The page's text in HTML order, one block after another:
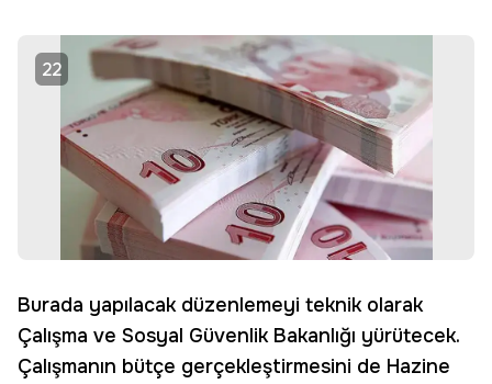
22
Burada yapılacak düzenlemeyi teknik olarak
Çalışma ve Sosyal Güvenlik Bakanlığı yürütecek.
Çalışmanın bütçe gerçekleştirmesini de Hazine